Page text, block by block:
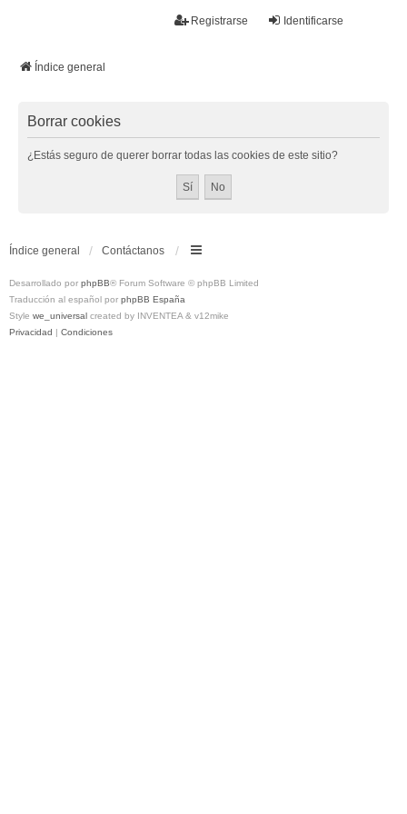
Identificarse
Registrarse
Índice general
Borrar cookies
¿Estás seguro de querer borrar todas las cookies de este sitio?
Índice general Contáctanos
Desarrollado por phpBB® Forum Software © phpBB Limited
Traducción al español por phpBB España
Style we_universal created by INVENTEA & v12mike
Privacidad | Condiciones